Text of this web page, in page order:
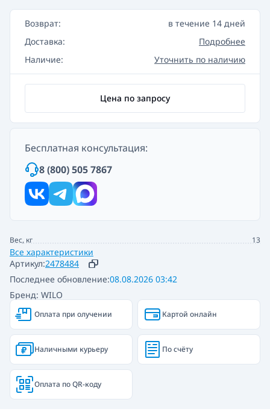
Артикул:2478484
Бренд: WILO
Последнее обновление:08.08.2026 03:42
Вес, кг 13
Все характеристики
Возврат:
в течение 14 дней
Доставка:
Подробнее
Наличие:
Уточнить по наличию
Цена по запросу
Бесплатная консультация:
8 (800) 505 7867
Оплата при олучении Картой онлайн
Наличными курьеру По счёту
Оплата по QR-коду